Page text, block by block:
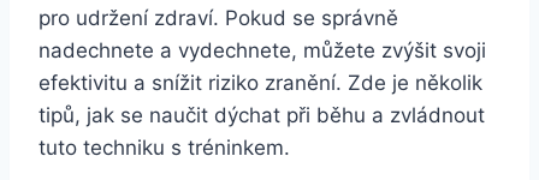
pro udržení zdraví. Pokud se správně
nadechnete a vydechnete, můžete zvýšit svoji
efektivitu a snížit riziko zranění. Zde je několik
tipů, jak se naučit dýchat při běhu a zvládnout
tuto techniku s tréninkem.